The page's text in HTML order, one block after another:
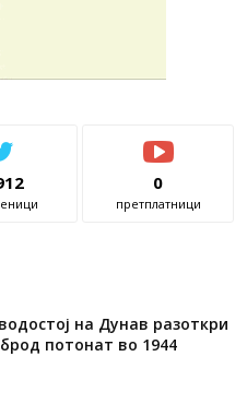
0
претплатници
на Дунав разоткри
потонат во 1944